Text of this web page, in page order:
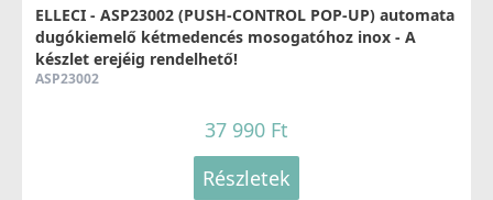
74 990 Ft
78 990 Ft
ELLECI - ASP23002 (PUSH-CONTROL POP-UP) automata
dugókiemelő kétmedencés mosogatóhoz inox - A
készlet erejéig rendelhető!
ASP23002
37 990 Ft
Részletek